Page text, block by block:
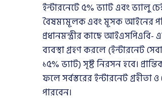
ইন্টারনেটে ৫% ভ্যাট এবং
বৈষম্যমূলক এবং মূসক আইনের
প্রধানমন্ত্রীর কাছে আইএসপিএবি-
ব্যবস্থা গ্রহণ করলে (ইন্টারনেট
১৫% ভ্যাট) সৃষ্ট নিরসন হবে।
ফলে সর্বস্তরের ইন্টারনেট
পারবেন।